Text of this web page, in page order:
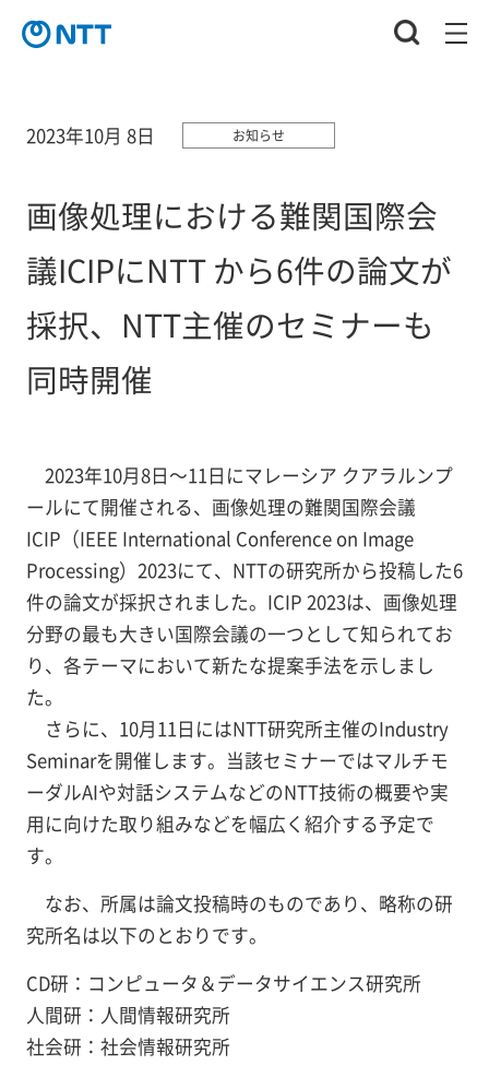
2023年10月 8日 お知らせ
画像処理における難関国際会
議ICIPにNTT から6件の論文が
採択、NTT主催のセミナーも
同時開催
2023年10月8日～11日にマレーシア クアラルンプ
ールにて開催される、画像処理の難関国際会議
ICIP（IEEE International Conference on Image
Processing）2023にて、NTTの研究所から投稿した6
件の論文が採択されました。ICIP 2023は、画像処理
分野の最も大きい国際会議の一つとして知られてお
り、各テーマにおいて新たな提案手法を示しまし
た。
さらに、10月11日にはNTT研究所主催のIndustry
Seminarを開催します。当該セミナーではマルチモ
ーダルAIや対話システムなどのNTT技術の概要や実
用に向けた取り組みなどを幅広く紹介する予定で
す。
なお、所属は論文投稿時のものであり、略称の研
究所名は以下のとおりです。
CD研：コンピュータ＆データサイエンス研究所
人間研：人間情報研究所
社会研：社会情報研究所